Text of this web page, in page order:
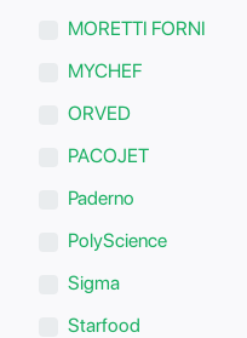
MORETTI FORNI
MYCHEF
ORVED
PACOJET
Paderno
PolyScience
Sigma
Starfood